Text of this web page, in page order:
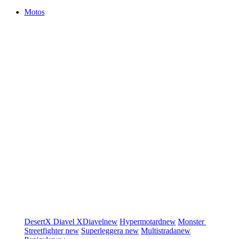
Motos
DesertX Diavel XDiavelnew Hypermotardnew Monster
Streetfighternew Superleggera new Multistradanew